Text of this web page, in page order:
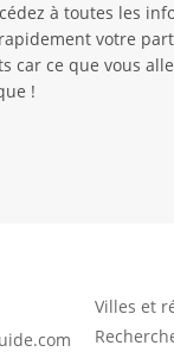
à toutes les
votre
car ce que vous
!
Villes et